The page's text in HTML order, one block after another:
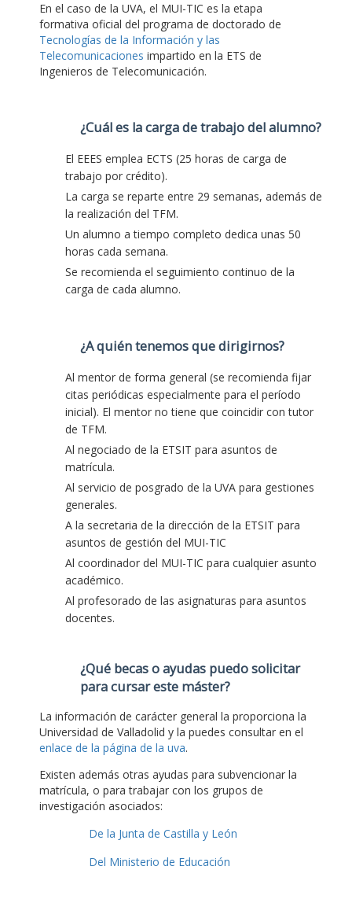
En el caso de la UVA, el MUI-TIC es la etapa
formativa oficial del programa de doctorado de
Tecnologías de la Información y las
Telecomunicaciones impartido en la ETS de
Ingenieros de Telecomunicación.
¿Cuál es la carga de trabajo del alumno?
El EEES emplea ECTS (25 horas de carga de
trabajo por crédito).
La carga se reparte entre 29 semanas, además de
la realización del TFM.
Un alumno a tiempo completo dedica unas 50
horas cada semana.
Se recomienda el seguimiento continuo de la
carga de cada alumno.
¿A quién tenemos que dirigirnos?
Al mentor de forma general (se recomienda fijar
citas periódicas especialmente para el período
inicial). El mentor no tiene que coincidir con tutor
de TFM.
Al negociado de la ETSIT para asuntos de
matrícula.
Al servicio de posgrado de la UVA para gestiones
generales.
A la secretaria de la dirección de la ETSIT para
asuntos de gestión del MUI-TIC
Al coordinador del MUI-TIC para cualquier asunto
académico.
Al profesorado de las asignaturas para asuntos
docentes.
¿Qué becas o ayudas puedo solicitar
para cursar este máster?
La información de carácter general la proporciona la
Universidad de Valladolid y la puedes consultar en el
enlace de la página de la uva.
Existen además otras ayudas para subvencionar la
matrícula, o para trabajar con los grupos de
investigación asociados:
De la Junta de Castilla y León
Del Ministerio de Educación